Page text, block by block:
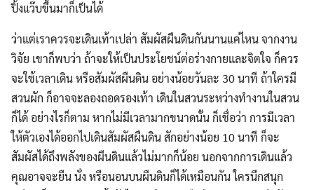
ปิ้งแว๊บขึ้นมาก็เป็นได้
ว่าแต่เราควรจะเดินเท้าเปล่า สัมผัสผืนดินกันนานแค่ไหน จากงาน
วิจัย เขาก็พบว่า ถ้าจะให้เป็นประโยชน์ต่อร่างกายและจิตใจ ก็ควร
จะใช้เวลาเดิน หรือสัมผัสผืนดิน อย่างน้อยวันละ 30 นาที ถ้าใครมี
สวนผัก ก็อาจจะลองถอดรองเท้า เดินในสวนระหว่างทำงานในสวน
ก็ได้ อย่างไรก็ตาม หากไม่มีเวลามากขนาดนั้น ก็เชื่อว่า การมีเวลา
ให้ตัวเองได้ออกไปเดินสัมผัสผืนดิน สักอย่างน้อย 10 นาที ก็จะ
สัมผัสได้ถึงพลังของผืนดินแล้วไม่มากก็น้อย นอกจากการเดินแล้ว
คุณอาจจะยืน นั่ง หรือนอนบนผืนดินก็ได้เหมือนกัน ใครนึกสนุก